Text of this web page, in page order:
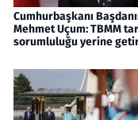
Cumhurbaşkanı
Mehmet Uçum: TBMM
sorumluluğu yerine